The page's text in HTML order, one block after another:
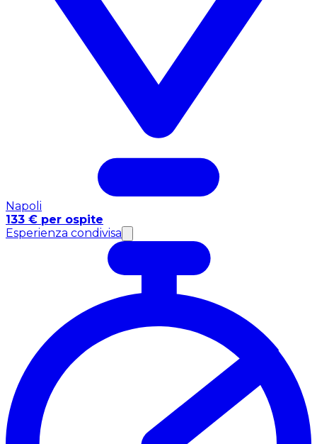
Napoli
133 € per ospite
Esperienza condivisa